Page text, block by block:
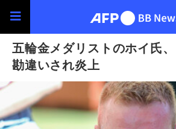
五輪金メダリストのホイ氏
勘違いされ炎上